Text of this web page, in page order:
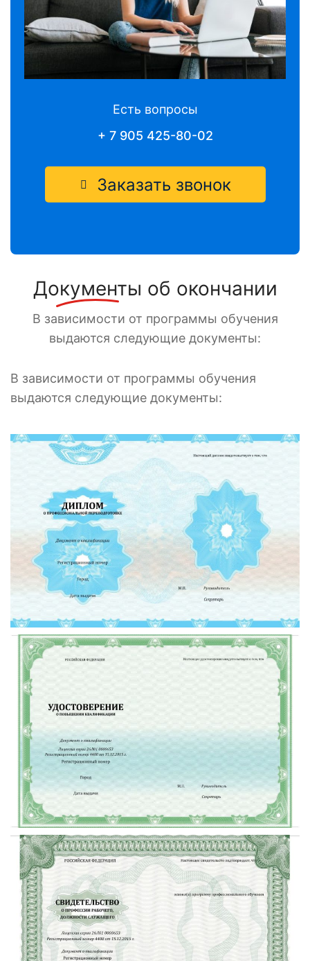
Есть вопросы
+ 7 905 425-80-02
Заказать звонок
Документы об окончании
В зависимости от программы обучения
выдаются следующие документы:
В зависимости от программы обучения
выдаются следующие документы: